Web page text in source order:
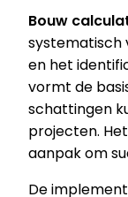
Bouw
systematisch
en het
vormt de
schattingen
projecten.
aanpak om
De